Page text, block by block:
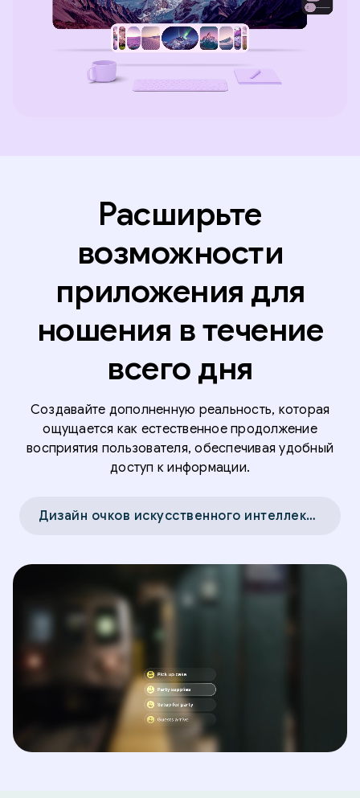
Расширьте
возможности
приложения для
ношения в течение
всего дня
Создавайте дополненную реальность, которая
ощущается как естественное продолжение
восприятия пользователя, обеспечивая удобный
доступ к информации.
Дизайн очков искусственного интеллекта →